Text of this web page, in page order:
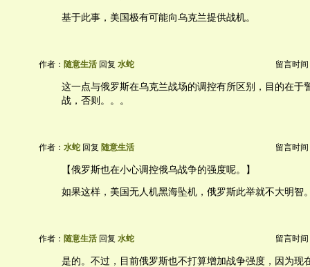
基于此事，美国极有可能向乌克兰提供战机。
作者： 随意生活 回复 水蛇 留言时间
这一点与俄罗斯在乌克兰战场的调控有所区别，目的在于
战，否则。。。
作者： 水蛇 回复 随意生活 留言时间
【俄罗斯也在小心调控俄乌战争的强度呢。】
如果这样，美国无人机黑海坠机，俄罗斯此举就不大明智
作者： 随意生活 回复 水蛇 留言时间
是的。不过，目前俄罗斯也不打算增加战争强度，因为现